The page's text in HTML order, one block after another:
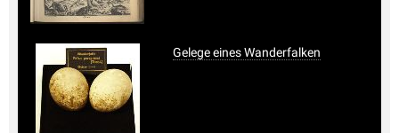
Gelege eines Wanderfalken